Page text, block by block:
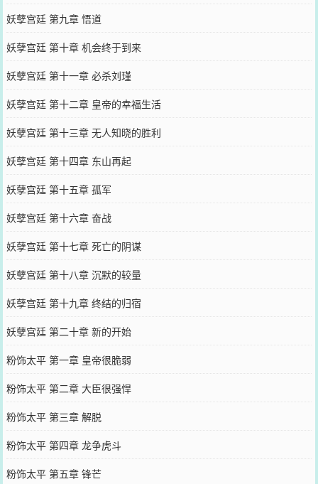
妖孽宫廷 第九章 悟道
妖孽宫廷 第十章 机会终于到来
妖孽宫廷 第十一章 必杀刘瑾
妖孽宫廷 第十二章 皇帝的幸福生活
妖孽宫廷 第十三章 无人知晓的胜利
妖孽宫廷 第十四章 东山再起
妖孽宫廷 第十五章 孤军
妖孽宫廷 第十六章 奋战
妖孽宫廷 第十七章 死亡的阴谋
妖孽宫廷 第十八章 沉默的较量
妖孽宫廷 第十九章 终结的归宿
妖孽宫廷 第二十章 新的开始
粉饰太平 第一章 皇帝很脆弱
粉饰太平 第二章 大臣很强悍
粉饰太平 第三章 解脱
粉饰太平 第四章 龙争虎斗
粉饰太平 第五章 锋芒